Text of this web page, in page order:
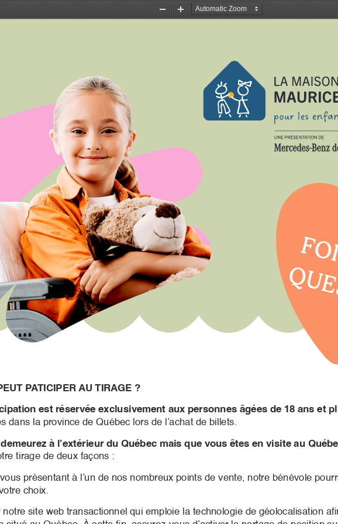
Zoom
Zoom
PATICIPER AU TIRAGE ?
est réservée exclusivement aux personnes âgées de 18 ans et
dans la province de Québec lors de l’achat de billets.
à l’extérieur du Québec mais que vous êtes en visite au
tirage de deux façons :
présentant à l’un de nos nombreux points de vente, notre bénévole
choix.
notre site web transactionnel qui emploie la technologie de géolocalisation